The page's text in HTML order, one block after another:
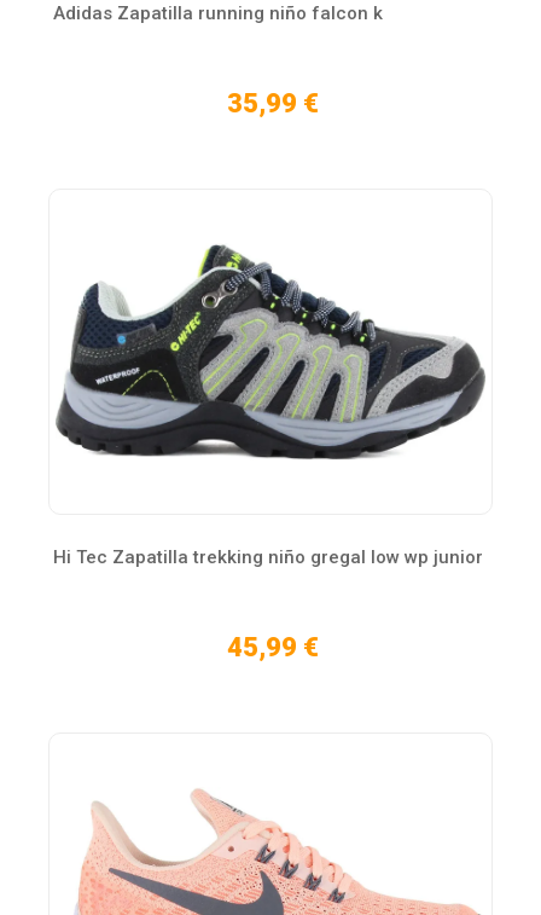
Adidas Zapatilla running niño falcon k
35,99 €
Hi Tec Zapatilla trekking niño gregal low wp junior
45,99 €